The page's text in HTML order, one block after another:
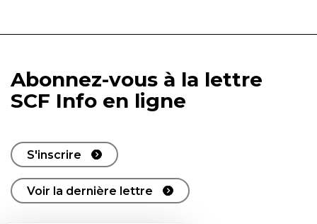
Abonnez-vous à la lettre
SCF Info en ligne
S'inscrire
Voir la dernière lettre